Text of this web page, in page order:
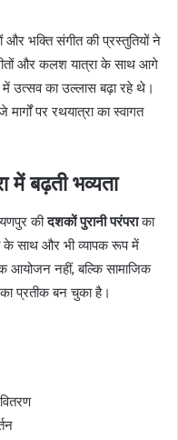
और भक्ति संगीत की प्रस्तुतियों ने
गीतों और कलश यात्रा के साथ आगे
में उत्सव का उल्लास बढ़ा रहे थे।
पर रथयात्रा का स्वागत
में बढ़ती भव्यता
कीदशकों पुरानी परंपराका
के साथ और भी व्यापक रूप में
आयोजन नहीं, बल्कि सामाजिक
प्रतीक बन चुका है।